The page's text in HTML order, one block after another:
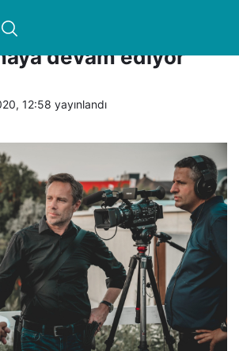
Kovid-19 vaka
devam ediyor
12:58 yayınlandı